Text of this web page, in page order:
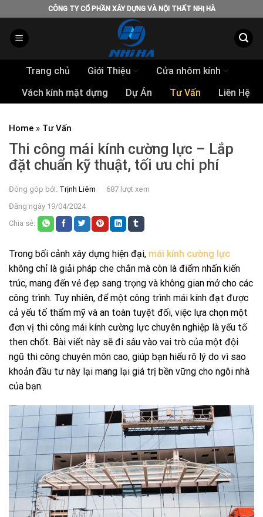
to
content
CÔNG TY CỔ PHẦN XÂY DỰNG VÀ NỘI THẤT NHỊ HÀ
Trang chủ Giới Thiệu
Cửa nhôm kính
Vách kính mặt dựng
Dự Án Tư Vấn Liên Hệ
Home » Tư Vấn
Thi công mái kính cường lực – Lắp
đặt chuẩn kỹ thuật, tối ưu chi phí
Đóng góp bởi: Trịnh Liêm
687 lượt xem
Đăng ngày 19/04/2024
Chia sẻ:
Trong bối cảnh xây dựng hiện đại, mái kính cường lực
không chỉ là giải pháp che chắn mà còn là điểm nhấn kiến
trúc, mang đến vẻ đẹp sang trọng và không gian mở cho các
công trình. Tuy nhiên, để một công trình mái kính đạt được
cả yếu tố thẩm mỹ và an toàn tuyệt đối, việc lựa chọn một
đơn vị thi công mái kính cường lực chuyên nghiệp là yếu tố
then chốt. Bài viết này sẽ đi sâu vào vai trò của một đội
ngũ thi công chuyên môn cao, giúp bạn hiểu rõ lý do vì sao
khoản đầu tư này lại mang lại giá trị bền vững cho ngôi nhà
của bạn.